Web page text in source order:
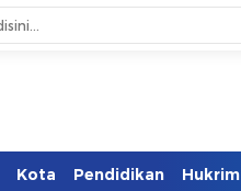
Kota Pendidikan Hukrim